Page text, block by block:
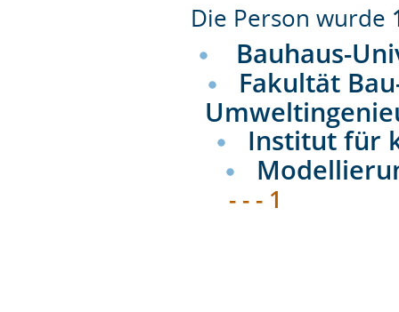
Die Person wurde
Bauhaus-
Fakultät
Institut für
- - - 1